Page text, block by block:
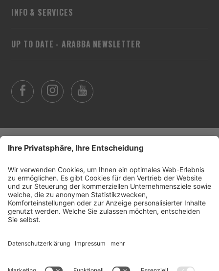
UP TO DATE - ARABBA NEWSLETTER
INFO & SERVICES
MwSt.-Nummer 00685910259